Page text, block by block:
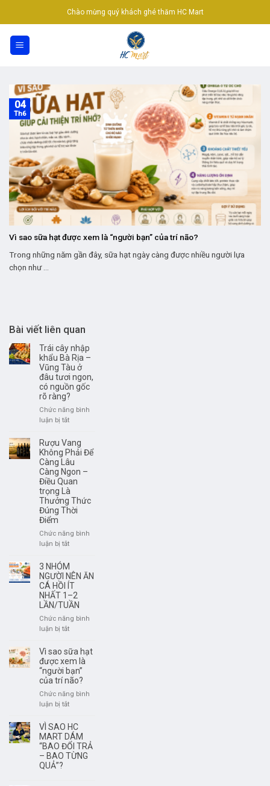
to
content
Chào mừng quý khách ghé thăm HC Mart
Vì sao sữa hạt được xem là “người bạn” của trí não?
Trong những năm gần đây, sữa hạt ngày càng được nhiều người lựa
chọn như ...
04
Th6
Bài viết liên quan
Trái cây nhập
khẩu Bà Rịa –
Vũng Tàu ở
đâu tươi ngon,
có nguồn gốc
rõ ràng?
Chức năng bình
luận bị tắtở
cây
nhập
khẩu
Bà
Rịa
–
Vũng
Tàu
đâu
tươi
có
nguồn
gốc
rõ
ràng?
Rượu Vang
Không Phải Để
Càng Lâu
Càng Ngon –
Điều Quan
trọng Là
Thưởng Thức
Đúng Thời
Điểm
Chức năng bình
luận bị tắtở
Vang
Không
Phải
Để
Càng
Lâu
Điều
Quan
trọng
Thưởng
Thức
Thời
Điểm
3 NHÓM
NGƯỜI NÊN ĂN
CÁ HỒI ÍT
NHẤT 1–2
LẦN/TUẦN
Chức năng bình
luận bị tắtở
NHÓM
NGƯỜI
NÊN
ĂN
CÁ
1–
2
LẦN/TUẦN
Vì sao sữa hạt
được xem là
“người bạn”
của trí não?
Chức năng bình
luận bị tắtở
sao
sữa
hạt
được
VÌ SAO HC
MART DÁM
“BAO ĐỔI TRẢ
– BAO TỪNG
QUẢ”?